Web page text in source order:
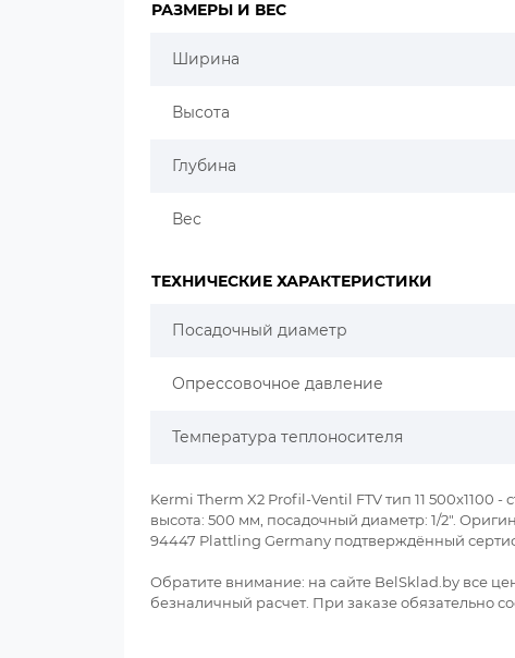
РАЗМЕРЫ И ВЕС
Ширина
Высота
Глубина
Вес
ТЕХНИЧЕСКИЕ ХАРАКТЕРИСТИКИ
Посадочный диаметр
Опрессовочное давление
Температура теплоносителя
Kermi Therm X2 Profil-Ventil FTV тип 11 500x1100
высота: 500 мм, посадочный диаметр: 1/2".
94447 Plattling Germany подтверждённый
Обратите внимание: на сайте BelSklad.by все
безналичный расчет. При заказе обязательно